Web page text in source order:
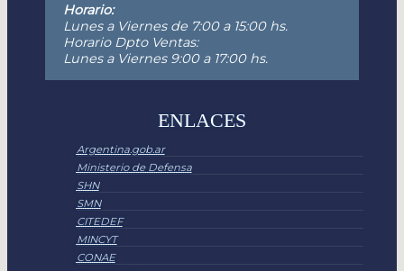
Horario:
Lunes a Viernes de 7:00 a 15:00 hs.
Horario Dpto Ventas:
Lunes a Viernes 9:00 a 17:00 hs.
ENLACES
Argentina.gob.ar
Ministerio de Defensa
SHN
SMN
CITEDEF
MINCYT
CONAE